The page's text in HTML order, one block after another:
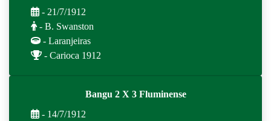
- 21/7/1912
- B. Swanston
- Laranjeiras
- Carioca 1912
Bangu 2 X 3 Fluminense
- 14/7/1912